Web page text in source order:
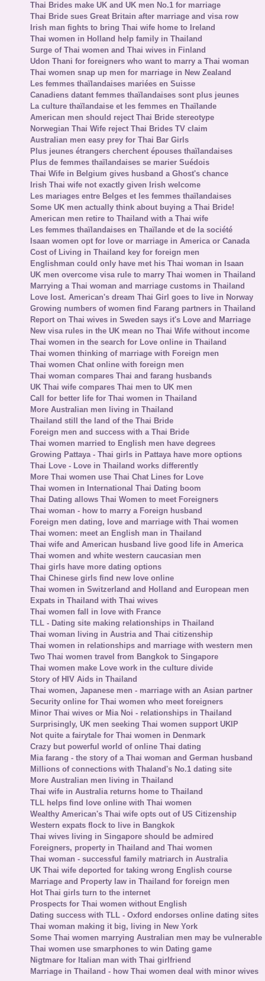
Thai Brides make UK and UK men No.1 for marriage
Thai Bride sues Great Britain after marriage and visa row
Irish man fights to bring Thai wife home to Ireland
Thai women in Holland help family in Thailand
Surge of Thai women and Thai wives in Finland
Udon Thani for foreigners who want to marry a Thai woman
Thai women snap up men for marriage in New Zealand
Les femmes thaïlandaises mariées en Suisse
Canadiens datant femmes thaïlandaises sont plus jeunes
La culture thaïlandaise et les femmes en Thaïlande
American men should reject Thai Bride stereotype
Norwegian Thai Wife reject Thai Brides TV claim
Australian men easy prey for Thai Bar Girls
Plus jeunes étrangers cherchent épouses thaïlandaises
Plus de femmes thaïlandaises se marier Suédois
Thai Wife in Belgium gives husband a Ghost's chance
Irish Thai wife not exactly given Irish welcome
Les mariages entre Belges et les femmes thaïlandaises
Some UK men actually think about buying a Thai Bride!
American men retire to Thailand with a Thai wife
Les femmes thaïlandaises en Thaïlande et de la société
Isaan women opt for love or marriage in America or Canada
Cost of Living in Thailand key for foreign men
Englishman could only have met his Thai woman in Isaan
UK men overcome visa rule to marry Thai women in Thailand
Marrying a Thai woman and marriage customs in Thailand
Love lost. American's dream Thai Girl goes to live in Norway
Growing numbers of women find Farang partners in Thailand
Report on Thai wives in Sweden says it's Love and Marriage
New visa rules in the UK mean no Thai Wife without income
Thai women in the search for Love online in Thailand
Thai women thinking of marriage with Foreign men
Thai women Chat online with foreign men
Thai woman compares Thai and farang husbands
UK Thai wife compares Thai men to UK men
Call for better life for Thai women in Thailand
More Australian men living in Thailand
Thailand still the land of the Thai Bride
Foreign men and success with a Thai Bride
Thai women married to English men have degrees
Growing Pattaya - Thai girls in Pattaya have more options
Thai Love - Love in Thailand works differently
More Thai women use Thai Chat Lines for Love
Thai women in International Thai Dating boom
Thai Dating allows Thai Women to meet Foreigners
Thai woman - how to marry a Foreign husband
Foreign men dating, love and marriage with Thai women
Thai women: meet an English man in Thailand
Thai wife and American husband live good life in America
Thai women and white western caucasian men
Thai girls have more dating options
Thai Chinese girls find new love online
Thai women in Switzerland and Holland and European men
Expats in Thailand with Thai wives
Thai women fall in love with France
TLL - Dating site making relationships in Thailand
Thai woman living in Austria and Thai citizenship
Thai women in relationships and marriage with western men
Two Thai women travel from Bangkok to Singapore
Thai women make Love work in the culture divide
Story of HIV Aids in Thailand
Thai women, Japanese men - marriage with an Asian partner
Security online for Thai women who meet foreigners
Minor Thai wives or Mia Noi - relationships in Thailand
Surprisingly, UK men seeking Thai women support UKIP
Not quite a fairytale for Thai women in Denmark
Crazy but powerful world of online Thai dating
Mia farang - the story of a Thai woman and German husband
Millions of connections with Thaland's No.1 dating site
More Australian men living in Thailand
Thai wife in Australia returns home to Thailand
TLL helps find love online with Thai women
Wealthy American's Thai wife opts out of US Citizenship
Western expats flock to live in Bangkok
Thai wives living in Singapore should be admired
Foreigners, property in Thailand and Thai women
Thai woman - successful family matriarch in Australia
UK Thai wife deported for taking wrong English course
Marriage and Property law in Thailand for foreign men
Hot Thai girls turn to the internet
Prospects for Thai women without English
Dating success with TLL - Oxford endorses online dating sites
Thai woman making it big, living in New York
Some Thai women marrying Australian men may be vulnerable
Thai women use smarphones to win Dating game
Nigtmare for Italian man with Thai girlfriend
Marriage in Thailand - how Thai women deal with minor wives